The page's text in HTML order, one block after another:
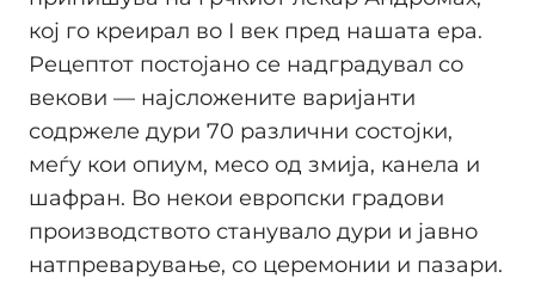
кој го креирал во I век пред нашата ера.
Рецептот постојано се надградувал со
векови — најсложените варијанти
содржеле дури 70 различни состојки,
меѓу кои опиум, месо од змија, канела и
шафран. Во некои европски градови
производството станувало дури и јавно
натпреварување, со церемонии и пазари.